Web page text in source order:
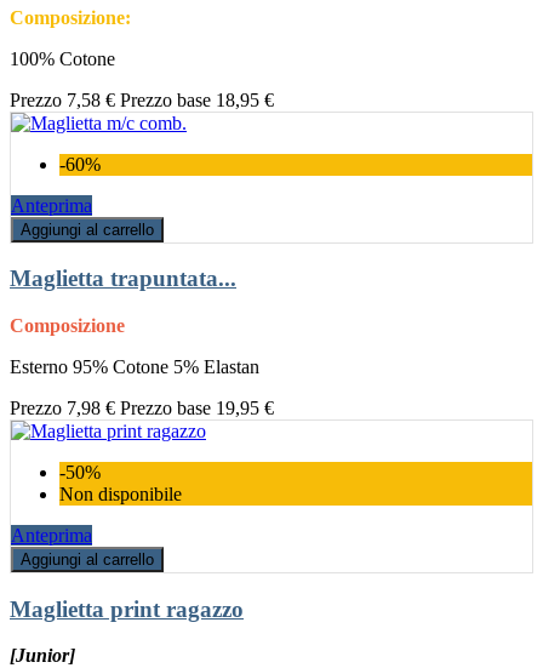
Composizione:
100% Cotone
Prezzo 7,58 € Prezzo base 18,95 €
-60%
Anteprima
Aggiungi al carrello
Maglietta trapuntata...
Composizione
Esterno 95% Cotone 5% Elastan
Prezzo 7,98 € Prezzo base 19,95 €
-50%
Non disponibile
Anteprima
Aggiungi al carrello
Maglietta print ragazzo
[Junior]